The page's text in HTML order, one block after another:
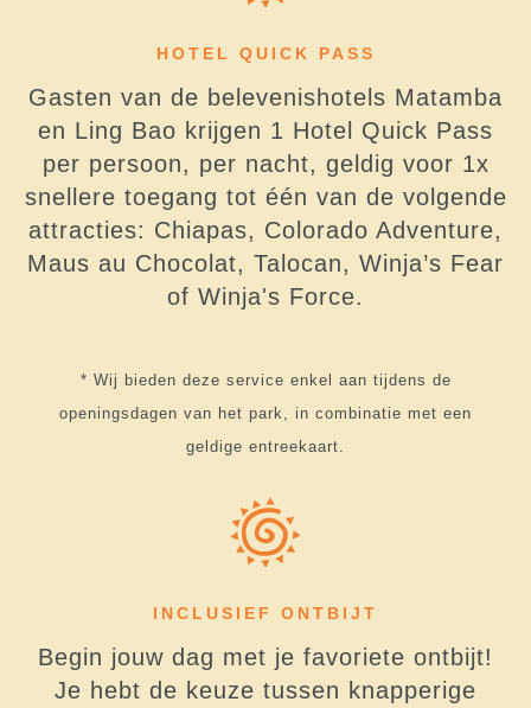
HOTEL QUICK PASS
Gasten van de belevenishotels Matamba
en Ling Bao krijgen 1 Hotel Quick Pass
per persoon, per nacht, geldig voor 1x
snellere toegang tot één van de volgende
attracties: Chiapas, Colorado Adventure,
Maus au Chocolat, Talocan, Winja’s Fear
of Winja's Force.
* Wij bieden deze service enkel aan tijdens de
openingsdagen van het park, in combinatie met een
geldige entreekaart.
INCLUSIEF ONTBIJT
Begin jouw dag met je favoriete ontbijt!
Je hebt de keuze tussen knapperige